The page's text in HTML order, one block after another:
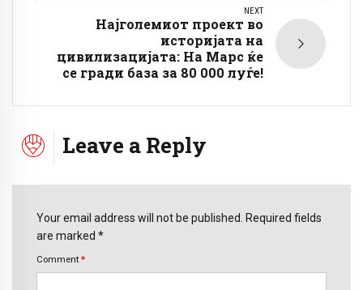
NEXT
Најголемиот проект во
историјата на
цивилизацијата: На Марс ќе
се гради база за 80 000 луѓе!
Leave a Reply
Your email address will not be published. Required fields
are marked *
Comment *